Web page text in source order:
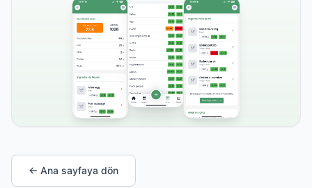
← Ana sayfaya dön